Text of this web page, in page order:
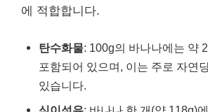
에 적합합니다.
탄수화물: 100g의 바나나에는 약
포함되어 있으며, 이는 주로 자연
있습니다.